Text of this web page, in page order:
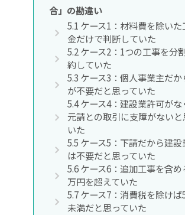
合」の勘違い
5.1 ケース1：材料費を除いた
金だけで判断していた
5.2ケース2：1つの工事を分
約していた
5.3 ケース3：個人事業主だか
が不要だと思っていた
5.4ケース4：建設業許可がな
元請との取引に支障がないと
いた
5.5 ケース5：下請だから建設
は不要だと思っていた
5.6ケース6：追加工事を含め
万円を超えていた
5.7ケース7：消費税を除けば
未満だと思っていた